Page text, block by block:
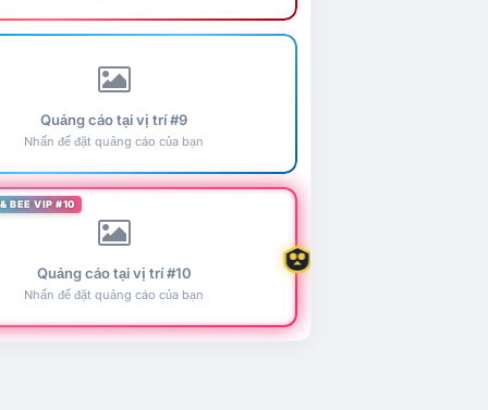
Quảng cáo tại vị trí #9
Nhấn để đặt quảng cáo của bạn
BEE VIP #10
Quảng cáo tại vị trí #10
Nhấn để đặt quảng cáo của bạn